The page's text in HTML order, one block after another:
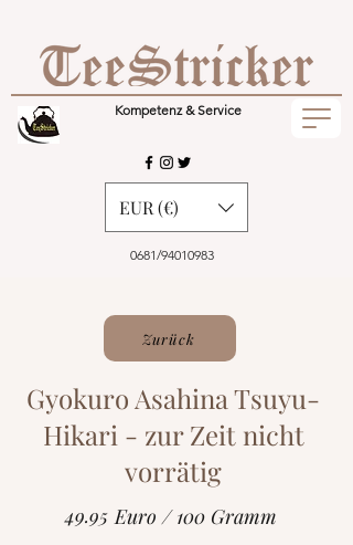
Kompetenz & Service
0681/94010983
EUR (€)
Zurück
Gyokuro Asahina Tsuyu-
Hikari - zur Zeit nicht
vorrätig
49.95 Euro / 100 Gramm